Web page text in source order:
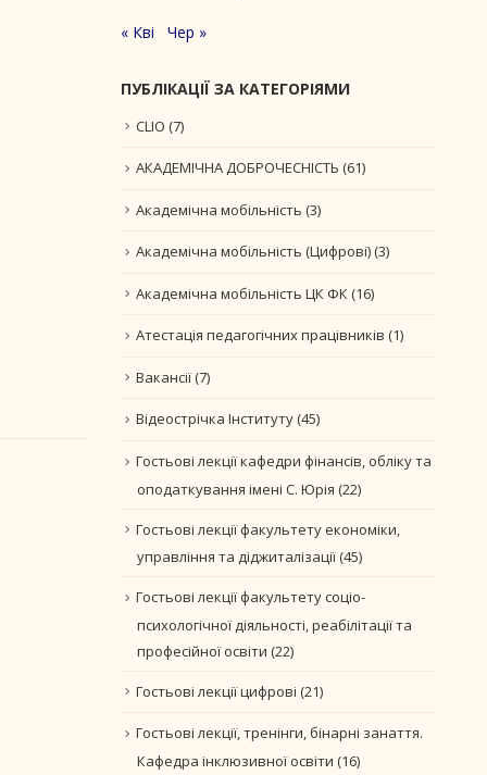
« Кві Чер »
ПУБЛІКАЦІЇ ЗА КАТЕГОРІЯМИ
CLIO (7)
АКАДЕМІЧНА ДОБРОЧЕСНІСТЬ (61)
Академічна мобільність (3)
Академічна мобільність (Цифрові)(3)
Академічна мобільність ЦК ФК(16)
Атестація педагогічних працівників (1)
Вакансії(7)
Відеострічка Інституту(45)
Гостьові лекції кафедри фінансів, обліку та
оподаткування імені С. Юрія (22)
Гостьові лекції факультету економіки,
управління та діджиталізації(45)
Гостьові лекції факультету соціо-
психологічної діяльності, реабілітації та
професійної освіти (22)
Гостьові лекції цифрові (21)
Гостьові лекції, тренінги, бінарні занаття.
Кафедра інклюзивної освіти (16)